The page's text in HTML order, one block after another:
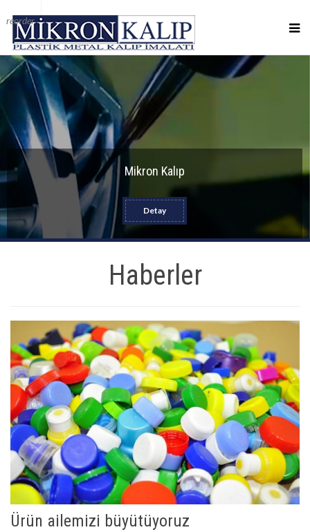
reorder
Mikron Kalıp
Detay
Haberler
Ürün ailemizi büyütüyoruz